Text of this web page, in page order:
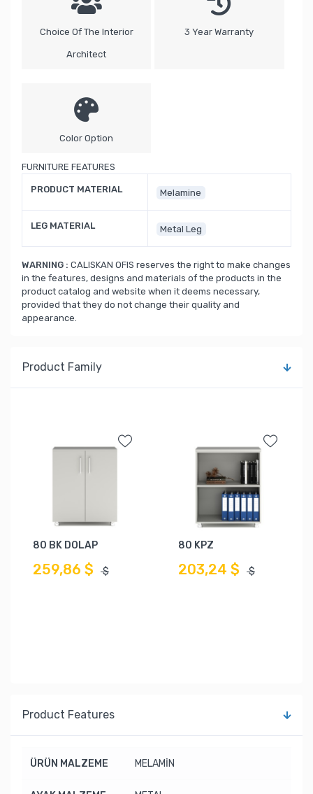
Choice Of The Interior
Architect
3 Year Warranty
Color Option
FURNITURE FEATURES
PRODUCT MATERIAL Melamine
LEG MATERIAL Metal Leg
WARNING : CALISKAN OFIS reserves the right to make changes
in the features, designs and materials of the products in the
product catalog and website when it deems necessary,
provided that they do not change their quality and
appearance.
Product Family
80 BK DOLAP
259,86 $ $
80 KPZ
203,24 $ $
Product Features
ÜRÜN MALZEME MELAMİN